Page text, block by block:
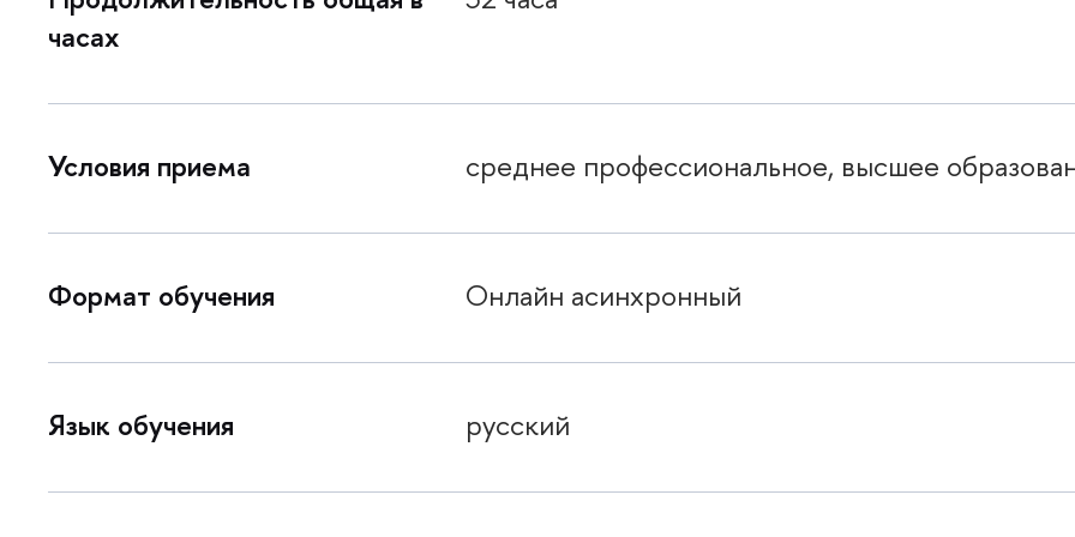
часах
Условия приема среднее профессиональное, высшее
Формат обучения Онлайн асинхронный
Язык обучения русский